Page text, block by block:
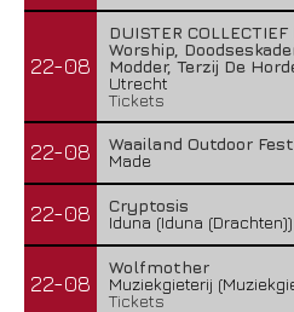
22-08
DUISTER
Worship,
Modder, Terzij De
Utrecht
Tickets
22-08
Waailand Outdoor
Made
22-08
Cryptosis
Iduna (Iduna (Drachten))
22-08
Wolfmother
Muziekgieterij
Tickets